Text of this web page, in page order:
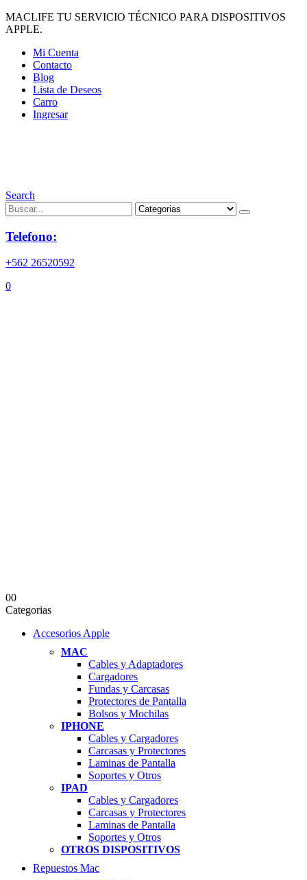
MACLIFE TU SERVICIO TÉCNICO PARA DISPOSITIVOS
APPLE.
Mi Cuenta
Contacto
Blog
Lista de Deseos
Carro
Ingresar
Search
Telefono:
+562 26520592
0
00
Categorias
Accesorios Apple
MAC
Cables y Adaptadores
Cargadores
Fundas y Carcasas
Protectores de Pantalla
Bolsos y Mochilas
IPHONE
Cables y Cargadores
Carcasas y Protectores
Laminas de Pantalla
Soportes y Otros
IPAD
Cables y Cargadores
Carcasas y Protectores
Laminas de Pantalla
Soportes y Otros
OTROS DISPOSITIVOS
Repuestos Mac